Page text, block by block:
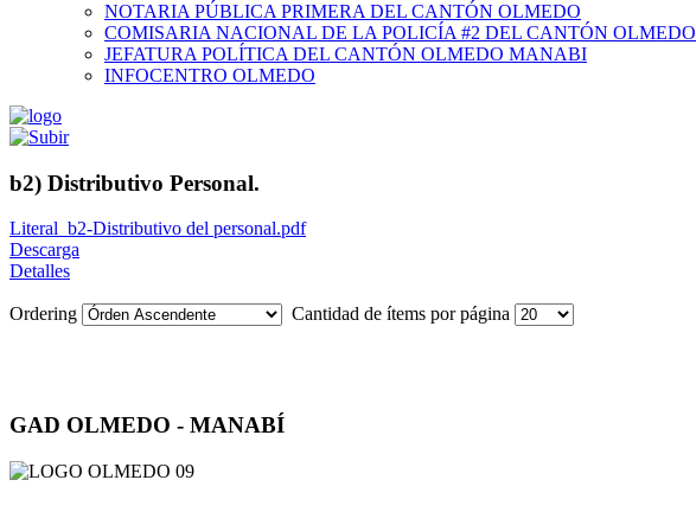
NOTARIA PÚBLICA PRIMERA DEL CANTÓN OLMEDO
COMISARIA NACIONAL DE LA POLICÍA #2 DEL CANTÓN OLMEDO
JEFATURA POLÍTICA DEL CANTÓN OLMEDO MANABI
INFOCENTRO OLMEDO
b2) Distributivo Personal.
Literal_b2-Distributivo del personal.pdf
Descarga
Detalles
Ordering Cantidad de ítems por página
GAD OLMEDO - MANABÍ